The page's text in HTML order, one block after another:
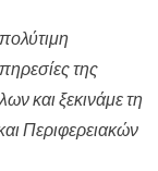
της
και ξεκινάμε τη
Περιφερειακών